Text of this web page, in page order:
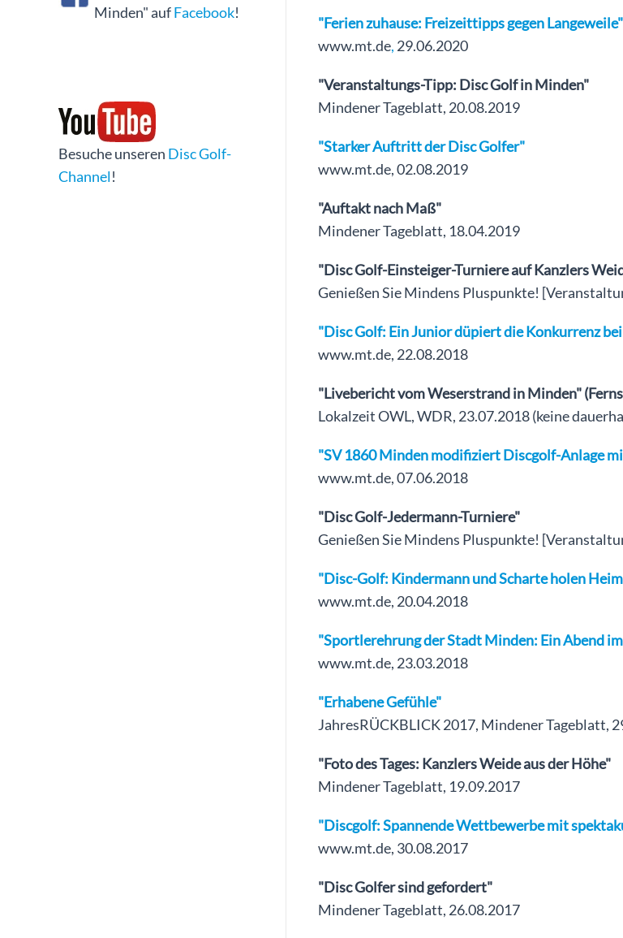
"Ferien zuhause: Freizeittipps gegen Langeweile"
www.mt.de, 29.06.2020
"Veranstaltungs-Tipp: Disc Golf in Minden"
Mindener Tageblatt, 20.08.2019
"Starker Auftritt der Disc Golfer"
www.mt.de, 02.08.2019
"Auftakt nach Maß"
Mindener Tageblatt, 18.04.2019
"Disc Golf-Einsteiger-Turniere auf Kanzlers
Genießen Sie Mindens Pluspunkte!
"Disc Golf: Ein Junior düpiert die Konkurrenz
www.mt.de, 22.08.2018
"Livebericht vom Weserstrand in Minden"
Lokalzeit OWL, WDR, 23.07.2018 (keine
"SV 1860 Minden modifiziert Discgolf-Anlage
www.mt.de, 07.06.2018
"Disc Golf-Jedermann-Turniere"
Genießen Sie Mindens Pluspunkte!
"Disc-Golf: Kindermann und Scharte holen
www.mt.de, 20.04.2018
"Sportlerehrung der Stadt Minden: Ein Abend
www.mt.de, 23.03.2018
"Erhabene Gefühle"
JahresRÜCKBLICK 2017, Mindener Tageblatt,
"Foto des Tages: Kanzlers Weide aus der Höhe"
Mindener Tageblatt, 19.09.2017
"Discgolf: Spannende Wettbewerbe mit
www.mt.de, 30.08.2017
"Disc Golfer sind gefordert"
Mindener Tageblatt, 26.08.2017
Minden" aufFacebook!
Besuche unseren Disc Golf-
Channel!